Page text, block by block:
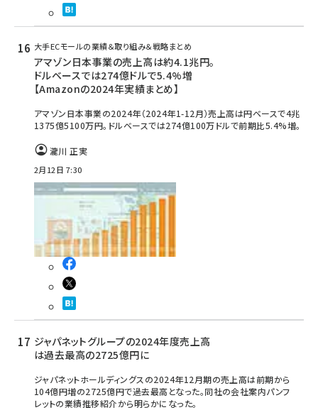
大手ECモールの業績＆取り組み＆戦略まとめ
アマゾン日本事業の売上高は約4.1兆円。
ドルベースでは274億ドルで5.4%増
【Amazonの2024年実績まとめ】
アマゾン日本事業の2024年（2024年1-12月）売上高は円ベースで4兆
1375億5100万円。ドルベースでは274億100万ドルで前期比5.4%増。
瀧川 正実
2月12日 7:30
ジャパネットグループの2024年度売上高
は過去最高の2725億円に
ジャパネットホールディングスの2024年12月期の売上高は前期から
104億円増の2725億円で過去最高となった。同社の会社案内パンフ
レットの業績推移紹介から明らかになった。